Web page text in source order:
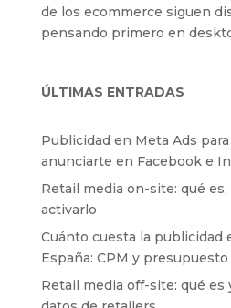
de los ecommerce siguen
pensando primero en
ÚLTIMAS ENTRADAS
Publicidad en Meta Ads
anunciarte en Facebook e
Retail media on-site: qué
activarlo
Cuánto cuesta la publicidad
España: CPM y
Retail media off-site: qué es